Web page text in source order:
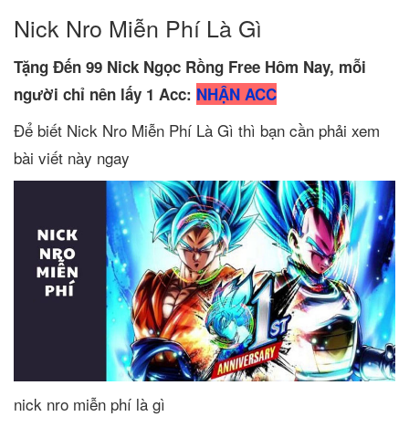
Nick Nro Miễn Phí Là Gì
Tặng Đến 99 Nick Ngọc Rồng Free Hôm Nay, mỗi
người chỉ nên lấy 1 Acc: NHẬN ACC
Để biết Nick Nro Miễn Phí Là Gì thì bạn cần phải xem
bài viết này ngay
nick nro miễn phí là gì